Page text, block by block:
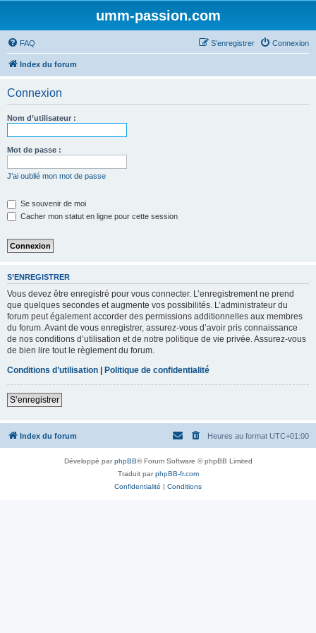
umm-passion.com
FAQ Connexion
S’enregistrer
Index du forum
Connexion
Nom d’utilisateur :
Mot de passe :
J’ai oublié mon mot de passe
Se souvenir de moi
Cacher mon statut en ligne pour cette session
S’ENREGISTRER
Vous devez être enregistré pour vous connecter. L’enregistrement ne prend
que quelques secondes et augmente vos possibilités. L’administrateur du
forum peut également accorder des permissions additionnelles aux membres
du forum. Avant de vous enregistrer, assurez-vous d’avoir pris connaissance
de nos conditions d’utilisation et de notre politique de vie privée. Assurez-vous
de bien lire tout le règlement du forum.
Conditions d’utilisation | Politique de confidentialité
S’enregistrer
Index du forum Heures au format UTC+01:00
Développé parphpBB® Forum Software © phpBB Limited
Traduit parphpBB-fr.com
Confidentialité | Conditions